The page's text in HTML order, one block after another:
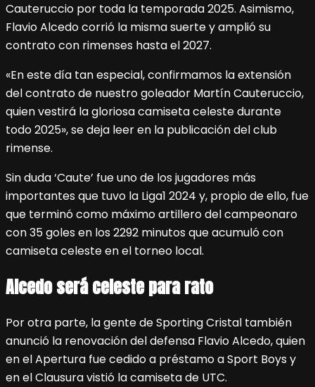
Cauteruccio por toda la temporada 2025. Asimismo,
Flavio Alcedo corrió la misma suerte y amplió su
contrato con rimenses hasta el 2027.
«En este día tan especial, confirmamos la extensión
del contrato de nuestro goleador Martín Cauteruccio,
quien vestirá la gloriosa camiseta celeste durante
todo 2025», se deja leer en la publicación del club
rimense.
Sin duda ‘Caute’ fue uno de los jugadores más
importantes que tuvo la Liga1 2024 y, propio de ello, fue
que terminó como máximo artillero del campeonaro
con 35 goles en los 2292 minutos que acumuló con
camiseta celeste en el torneo local.
Alcedo será celeste para rato
Por otra parte, la gente de Sporting Cristal también
anunció la renovación del defensa Flavio Alcedo, quien
en el Apertura fue cedido a préstamo a Sport Boys y
en el Clausura vistió la camiseta de UTC.